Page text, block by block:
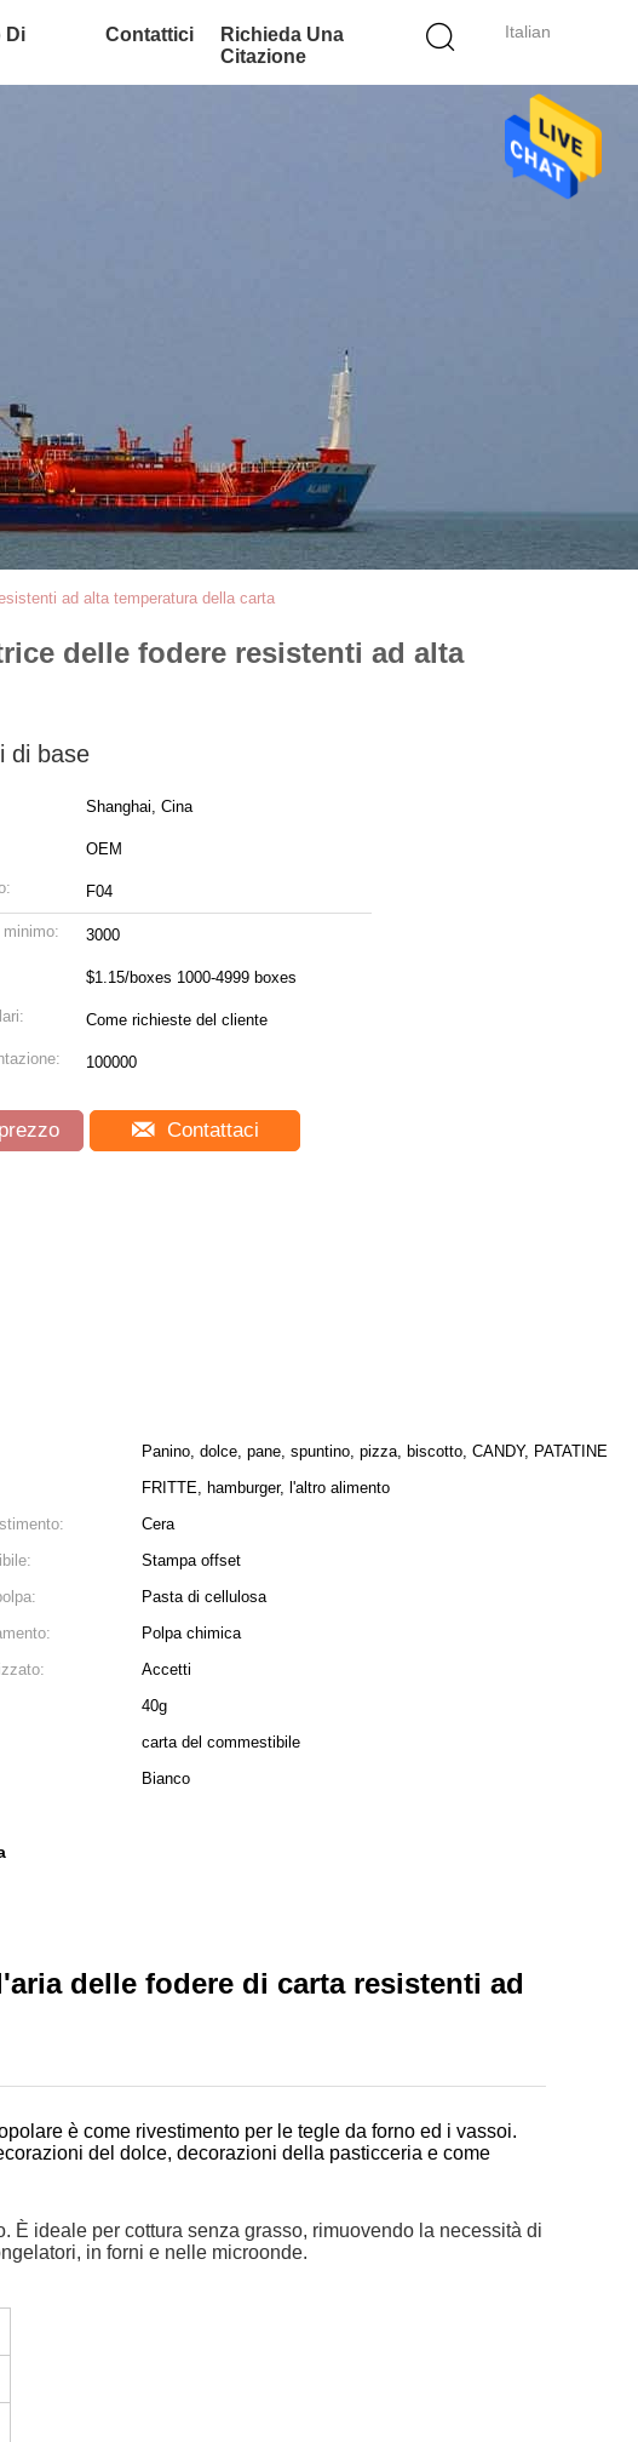
Italian
Di
Contattici
Richieda Una
Citazione
ad alta temperatura della carta
delle fodere resistenti ad alta
di base
Shanghai, Cina
OEM
F04
3000
$1.15/boxes 1000-4999 boxes
Come richieste del cliente
100000
Contattaci
Panino, dolce, pane, spuntino, pizza, biscotto, CANDY, PATATINE
FRITTE, hamburger, l'altro alimento
Cera
Stampa offset
Pasta di cellulosa
Polpa chimica
Accetti
40g
carta del commestibile
Bianco
delle fodere di carta resistenti ad
è come rivestimento per le tegle da forno ed i vassoi.
del dolce, decorazioni della pasticceria e come
È ideale per cottura senza grasso, rimuovendo la necessità di
in forni e nelle microonde.